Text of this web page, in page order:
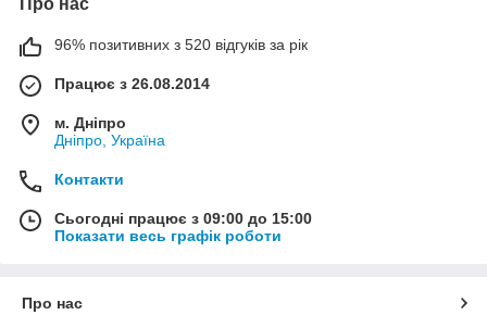
96% позитивних з 520 відгуків за рік
Працює з 26.08.2014
м. Дніпро
Дніпро, Україна
Контакти
Сьогодні працює з 09:00 до 15:00
Показати весь графік роботи
Про нас